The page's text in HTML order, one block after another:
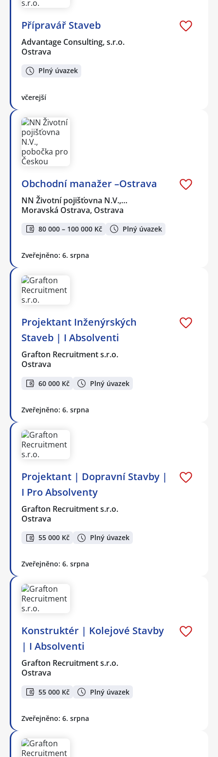
Přípravář Staveb
Advantage Consulting, s.r.o.
Ostrava
Plný úvazek
včerejší
Obchodní manažer –Ostrava
NN Životní pojišťovna N.V.,…
Moravská Ostrava, Ostrava
80 000 – 100 000 Kč Plný úvazek
Zveřejněno: 6. srpna
Projektant Inženýrských
Staveb | I Absolventi
Grafton Recruitment s.r.o.
Ostrava
60 000 Kč Plný úvazek
Zveřejněno: 6. srpna
Projektant | Dopravní Stavby |
I Pro Absolventy
Grafton Recruitment s.r.o.
Ostrava
55 000 Kč Plný úvazek
Zveřejněno: 6. srpna
Konstruktér | Kolejové Stavby
| I Absolventi
Grafton Recruitment s.r.o.
Ostrava
55 000 Kč Plný úvazek
Zveřejněno: 6. srpna